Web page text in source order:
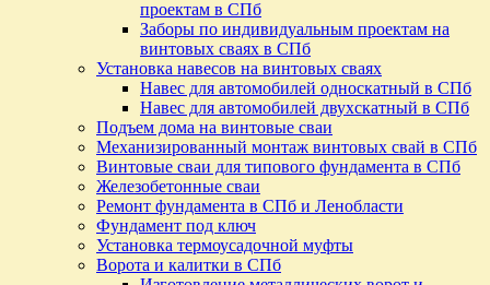
проектам в СПб
Заборы по индивидуальным проектам на
винтовых сваях в СПб
Установка навесов на винтовых сваях
Навес для автомобилей односкатный в СПб
Навес для автомобилей двухскатный в СПб
Подъем дома на винтовые сваи
Механизированный монтаж винтовых свай в СПб
Винтовые сваи для типового фундамента в СПб
Железобетонные сваи
Ремонт фундамента в СПб и Ленобласти
Фундамент под ключ
Установка термоусадочной муфты
Ворота и калитки в СПб